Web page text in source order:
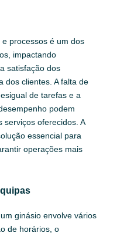
processos é um dos
impactando
satisfação dos
dos clientes. A falta de
de tarefas e a
podem
serviços oferecidos. A
essencial para
operações mais
ginásio envolve vários
de horários, o